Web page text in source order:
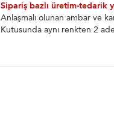
Sipariş bazlı üretim-tedarik
Anlaşmalı olunan ambar ve
Kutusunda aynı renkten 2